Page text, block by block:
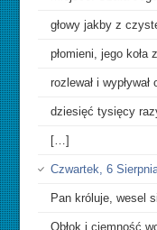
głowy jakby z
płomieni, jego koła
rozlewał i
dziesięć tysięcy
[…]
Czwartek, 6
Pan króluje, wesel
Obłok i ciemność